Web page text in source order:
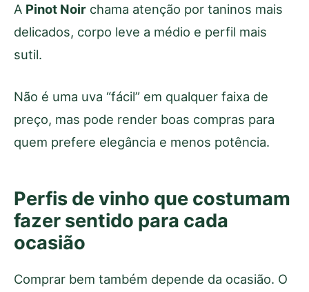
A Pinot Noir chama atenção por taninos mais
delicados, corpo leve a médio e perfil mais
sutil.
Não é uma uva “fácil” em qualquer faixa de
preço, mas pode render boas compras para
quem prefere elegância e menos potência.
Perfis de vinho que costumam
fazer sentido para cada
ocasião
Comprar bem também depende da ocasião. O